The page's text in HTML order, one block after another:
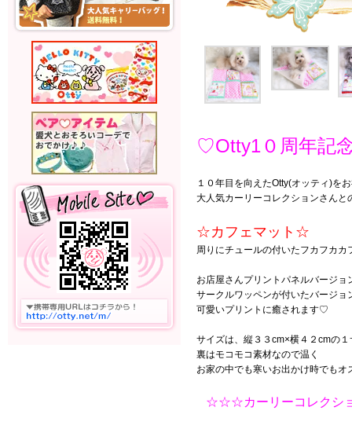
♡Otty1０周年記
１０年目を向えたOtty(オッティ)を
大人気カーリーコレクションさん
☆カフェマット☆
周りにチュールの付いたフカフカカ
お店屋さんプリントパネルバージ
サークルワッペンが付いたバージョ
可愛いプリントに癒されます♡
サイズは、縦３３cm×横４２cmの
裏はモコモコ素材なので温く
お家の中でも寒いお出かけ時でもオ
☆☆☆カーリーコレクシ